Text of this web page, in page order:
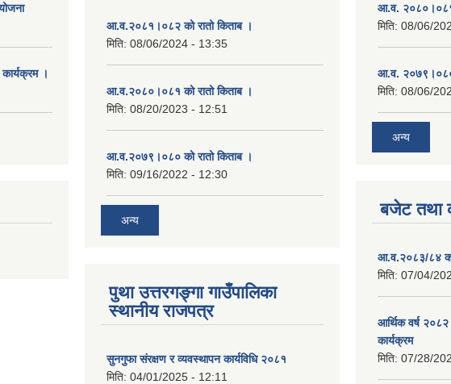
।
आ.व.२०८१।०८२ को रातो किताब ।
मिति: 08/06/2024 - 13:35
आ.व.२०८०।०८१ को रातो किताब ।
मिति: 08/20/2023 - 12:51
आ.व.२०७९।०८० को रातो किताब ।
मिति: 09/16/2022 - 12:30
अन्य
पुथा उत्तरगङ्गा गाउँपालिका
स्थानीय राजपत्र
सुनगुफा संरक्षण र व्यवस्थापन कार्यविधि २०८१
मिति: 04/01/2025 - 12:11
आ.व.
मिति: 08/06/
आ.व.
मिति: 08/06/
अन्य
बजेट तथा
आ.व.२०८३/८४
मिति: 07/04/
आर्थिक वर्ष
कार्यक्रम
मिति: 07/28/